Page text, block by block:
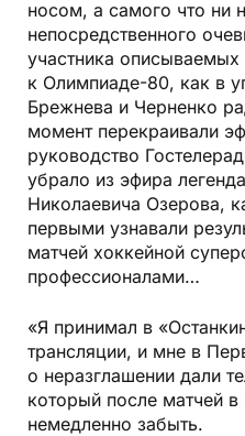
носом, а самого что ни
непосредственного
участника описываемых
к Олимпиаде-80, как в
Брежнева и Черненко
момент перекраивали
руководство
убрало из эфира
Николаевича Озерова,
первыми узнавали
матчей хоккейной
профессионалами…
«Я принимал в
трансляции, и мне в
о неразглашении дали
который после матчей
немедленно забыть.